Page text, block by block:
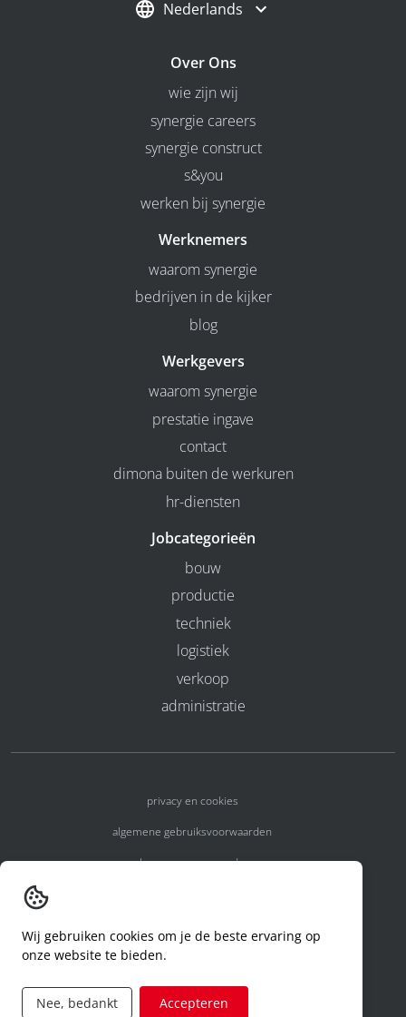
Nederlands
Over Ons
wie zijn wij
synergie careers
synergie construct
s&you
werken bij synergie
Werknemers
waarom synergie
bedrijven in de kijker
blog
Werkgevers
waarom synergie
prestatie ingave
contact
dimona buiten de werkuren
hr-diensten
Jobcategorieën
bouw
productie
techniek
logistiek
verkoop
administratie
privacy en cookies
algemene gebruiksvoorwaarden
algemene voorwaarden
code of conduct
aanvraag rechten ivm privacy
Wij gebruiken cookies om je de beste ervaring op
onze website te bieden.
Nee, bedankt Accepteren